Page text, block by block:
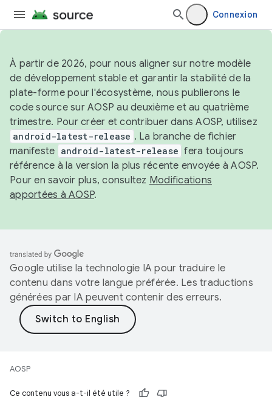
Connexion
À partir de 2026, pour nous aligner sur notre modèle
de développement stable et garantir la stabilité de la
plate-forme pour l'écosystème, nous publierons le
code source sur AOSP au deuxième et au quatrième
trimestre. Pour créer et contribuer dans AOSP, utilisez
android-latest-release . La branche de fichier
manifeste android-latest-release fera toujours
référence à la version la plus récente envoyée à AOSP.
Pour en savoir plus, consultez Modifications
apportées à AOSP.
Google utilise la technologie IA pour traduire le
contenu dans votre langue préférée. Les traductions
générées par IA peuvent contenir des erreurs.
AOSP
Ce contenu vous a-t-il été utile ?